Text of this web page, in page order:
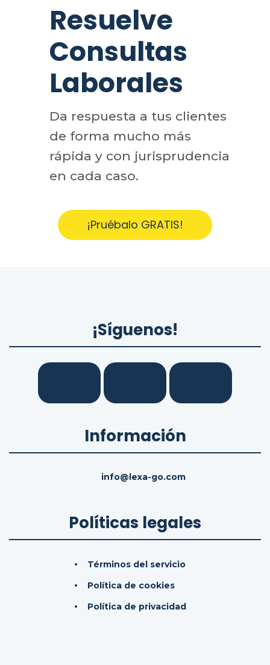
Resuelve
Consultas
Laborales
Da respuesta a tus clientes
de forma mucho más
rápida y con jurisprudencia
en cada caso.
¡Pruébalo GRATIS!
¡Síguenos!
Información
info@lexa-go.com
Políticas legales
Términos del servicio
Política de cookies
Política de privacidad